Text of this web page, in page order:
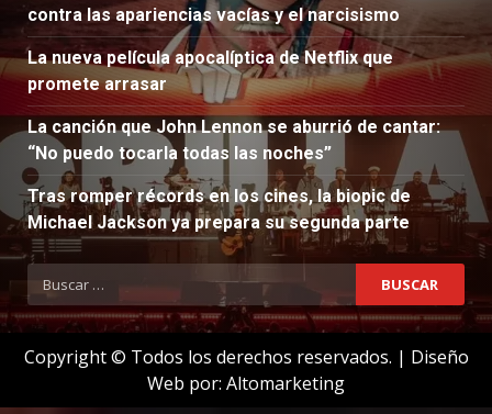
contra las apariencias vacías y el narcisismo
La nueva película apocalíptica de Netflix que
promete arrasar
La canción que John Lennon se aburrió de cantar:
“No puedo tocarla todas las noches”
Tras romper récords en los cines, la biopic de
Michael Jackson ya prepara su segunda parte
Buscar:
Copyright © Todos los derechos reservados. | Diseño
Web por: Altomarketing